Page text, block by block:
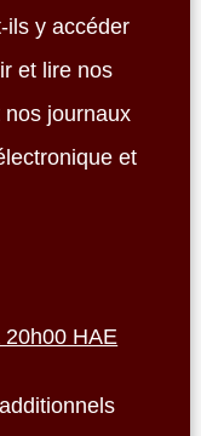
ils y accéder
et lire nos
nos journaux
et
HAE